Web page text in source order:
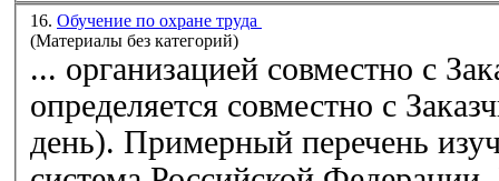
16. Обучение по охране труда
(Материалы без категорий)
... организацией совместно с Заказчиком
определяется совместно с
день). Примерный перечень